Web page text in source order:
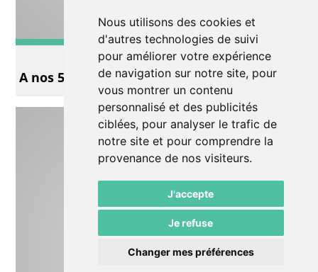
Nous utilisons des cookies et
d'autres technologies de suivi
pour améliorer votre expérience
de navigation sur notre site, pour
vous montrer un contenu
personnalisé et des publicités
ciblées, pour analyser le trafic de
notre site et pour comprendre la
provenance de nos visiteurs.
J'accepte
Je refuse
Changer mes préférences
Autre
A nos 50 prochaines années